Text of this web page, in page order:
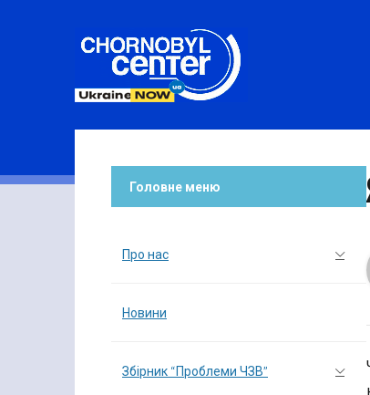
Головне меню
Про нас
Новини
Збірник “Проблеми ЧЗВ”